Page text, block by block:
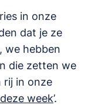
in onze
dat je ze
we hebben
die zetten we
rij in onze
week’.